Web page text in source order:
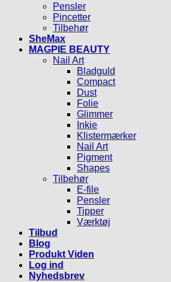
Pensler
Pincetter
Tilbehør
SheMax
MAGPIE BEAUTY
Nail Art
Bladguld
Compact
Dust
Folie
Glimmer
Inkie
Klistermærker
Nail Art
Pigment
Shapes
Tilbehør
E-file
Pensler
Tipper
Værktøj
Tilbud
Blog
Produkt Viden
Log ind
Nyhedsbrev